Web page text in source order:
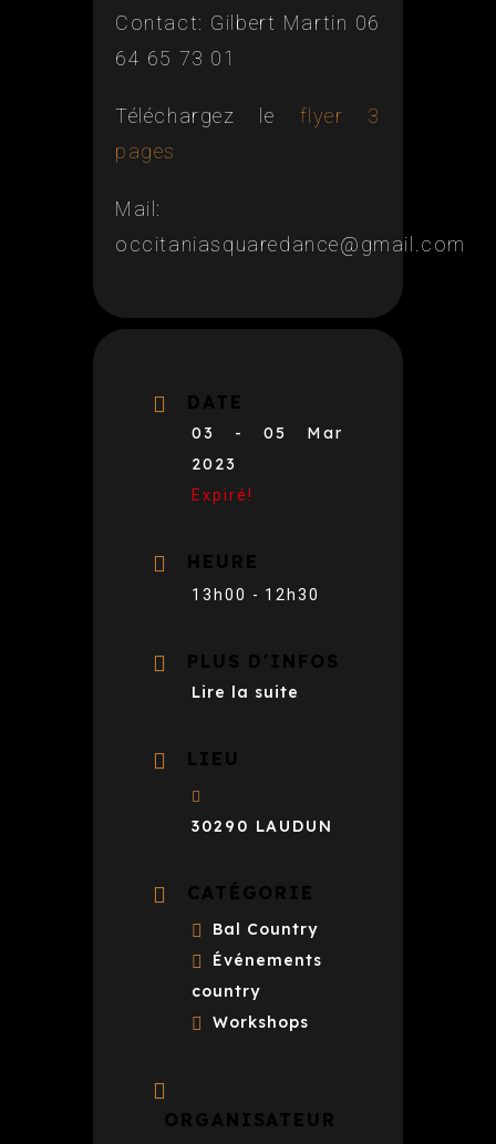
Contact: Gilbert Martin 06
64 65 73 01
Téléchargez le flyer 3
pages
Mail:
occitaniasquaredance@gmail.com
DATE
03 - 05 Mar
2023
Expiré!
HEURE
13h00 - 12h30
PLUS D'INFOS
Lire la suite
LIEU
30290 LAUDUN
CATÉGORIE
Bal Country
Événements
country
Workshops
ORGANISATEUR